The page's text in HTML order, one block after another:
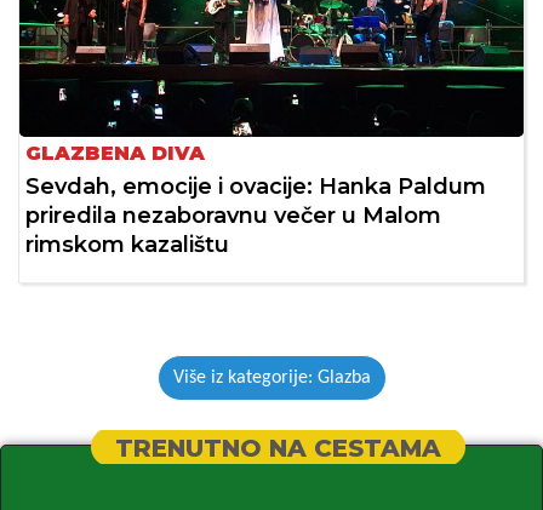
GLAZBENA DIVA
Sevdah, emocije i ovacije: Hanka Paldum
priredila nezaboravnu večer u Malom
rimskom kazalištu
Više iz kategorije: Glazba
TRENUTNO NA CESTAMA